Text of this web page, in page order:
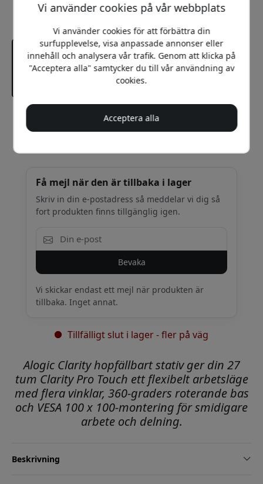
Rekommenderat pris
2 799 SEK
Få mejl när den är tillbaka i lager
Skriv in din e-postadress så meddelar vi dig så
fort produkten finns tillgänglig igen.
Bevaka
Vi skickar endast ett mejl när produkten är
tillbaka. Inget annat.
Tillfälligt slut i lager - fler på väg
Alogic Clarity hopfällbart stativ ger din 27
tum Clarity Pro Touch ett flexibelt arbetsläge
med flera vinklar, 360-graders roterande bas
och VESA 100 x 100-montering för smidigare
arbete och delning.
Beskrivning
Vi använder cookies på vår webbplats
Vi använder cookies för att förbättra din
surfupplevelse, visa anpassade annonser eller
innehåll och analysera vår trafik. Genom att klicka på
"Acceptera alla" samtycker du till vår användning av
cookies.
Acceptera alla